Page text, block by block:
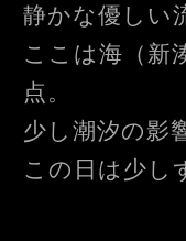
静かな優しい
ここは海（新
点。
少し潮汐の影
この日は少し